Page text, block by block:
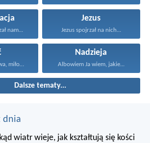
nam...
Jezus
Jezus spojrzał na nich...
Miłość jest cierpliwa, miłość...
Nadzieja
Albowiem Ja wiem, jakie...
Dalsze tematy...
dnia
wiatr wieje, jak kształtują się kości